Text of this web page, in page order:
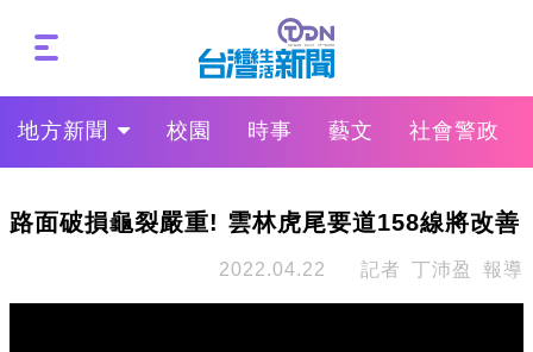
地方新聞 校園 時事 藝文 社會警政
路面破損龜裂嚴重! 雲林虎尾要道158線將改善
2022.04.22 記者 丁沛盈 報導